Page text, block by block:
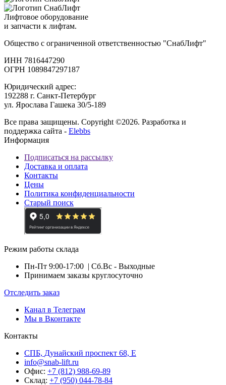
Лифтовое оборудование
и запчасти к лифтам.
Общество с ограниченной ответственностью "СнабЛифт"
ИНН 7816447290
ОГРН 1089847297187
Юридический адрес:
192288 г. Санкт-Петербург
ул. Ярослава Гашека 30/5-189
Все права защищены. Copyright ©2026. Разработка и
поддержка сайта - Elebbs
Информация
Подписаться на рассылку
Доставка и оплата
Контакты
Цены
Политика конфиденциальности
Старый поиск
Режим работы склада
Пн-Пт 9:00-17:00 | Сб.Вс - Выходные
Принимаем заказы круглосуточно
Отследить заказ
Канал в Телеграм
Мы в Вконтакте
Контакты
СПБ, Дунайский проспект 68, Е
info@snab-lift.ru
Офис: +7 (812) 988-69-89
Склад: +7 (950) 044-78-84